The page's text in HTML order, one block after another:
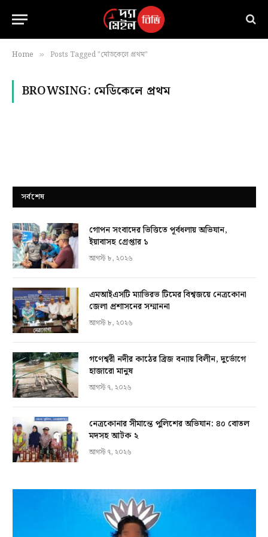
Home » Posts Tagged "মেডিকেলে প্রথম"
BROWSING: মেডিকেলে প্রথম
সর্বশেষ
গোপন সংবাদের ভিত্তিতে পূর্বধলায় অভিযান,
ইয়াবাসহ গ্রেপ্তার ১
আগস্ট ৮, ২০২৬
এমআইএসটি ম্যাভিরভ টিমের বিশ্বজয়ে নেত্রকোনা
জেলা প্রশাসনের সম্মাননা
আগস্ট ৮, ২০২৬
গণেশ্বরী নদীর কাঠের ব্রিজ বন্যায় বিলীন, দুর্ভোগে
হাজারো মানুষ
আগস্ট ৭, ২০২৬
নেত্রকোনার সীমান্তে পুলিশের অভিযান: ৪০ বোতল
মদসহ আটক ২
আগস্ট ৭, ২০২৬